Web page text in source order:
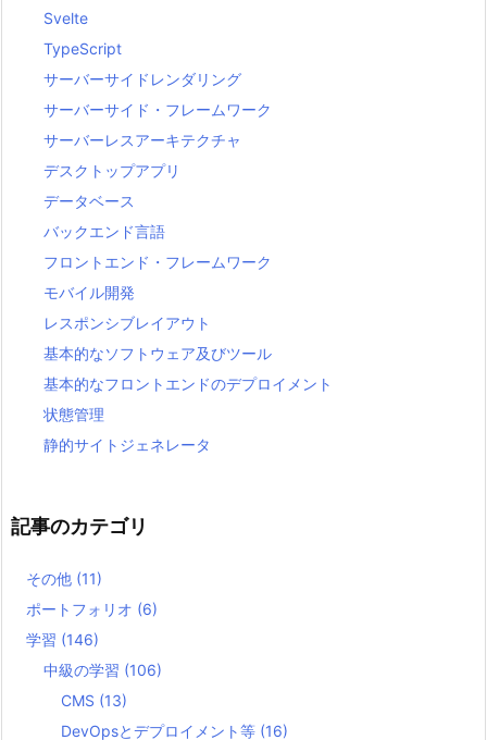
Svelte
TypeScript
サーバーサイドレンダリング
サーバーサイド・フレームワーク
サーバーレスアーキテクチャ
デスクトップアプリ
データベース
バックエンド言語
フロントエンド・フレームワーク
モバイル開発
レスポンシブレイアウト
基本的なソフトウェア及びツール
基本的なフロントエンドのデプロイメント
状態管理
静的サイトジェネレータ
記事のカテゴリ
その他 (11)
ポートフォリオ (6)
学習 (146)
中級の学習 (106)
CMS (13)
DevOpsとデプロイメント等 (16)